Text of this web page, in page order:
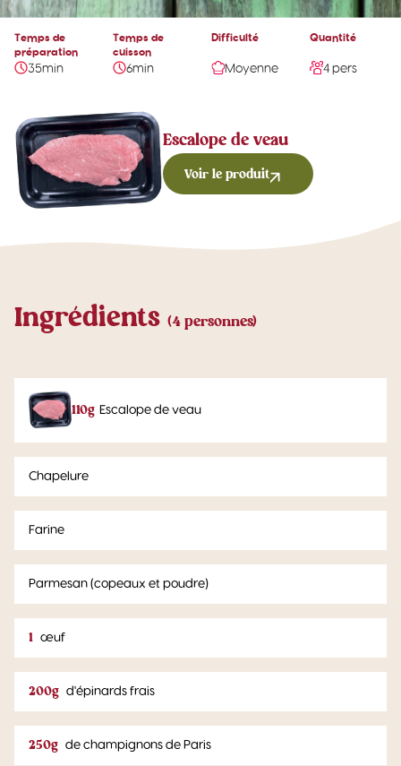
Temps de
préparation
35min
Temps de
cuisson
6min
Difficulté
Moyenne
Quantité
4 pers
Escalope de veau
Voir le produit
Ingrédients (4 personnes)
110g Escalope de veau
Chapelure
Farine
Parmesan (copeaux et poudre)
1 œuf
200g d'épinards frais
250g de champignons de Paris